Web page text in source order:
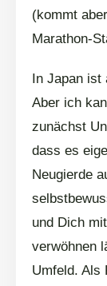
(kommt
Marathon-
In Japan
Aber ich
zunächst
dass es
Neugierde
und Dich
verwöhnen
Umfeld. Als